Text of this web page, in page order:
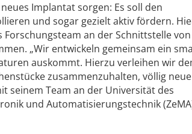
Implantat sorgen: Es soll den
und sogar gezielt aktiv fördern.
an der Schnittstelle von
„Wir entwickeln gemeinsam ein
auskommt. Hierzu verleihen wir
zusammenzuhalten, völlig neue
seinem Team an der Universität des
und Automatisierungstechnik